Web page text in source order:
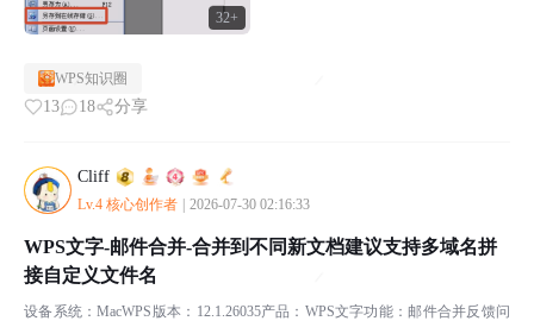
32+
WPS知识圈
13 18 分享
Cliff
Lv.4 核心创作者 2026-07-30 02:16:33
WPS文字-邮件合并‑合并到不同新文档建议支持多域名拼
接自定义文件名
设备系统：MacWPS版本：12.1.26035产品：WPS文字功能：邮件合并反馈问